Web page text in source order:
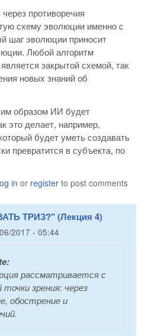
противоречия
схему эволюции именно с
шаг эволюции приносит
Любой алгоритм
закрытой схемой, так
новых знаний об
образом ИИ будет
это делает, например,
будет уметь создавать
превратится в субъекта, по
in or register to post comments
ТРИЗ?" (Лекция 4)
2017 - 05:44
рассматривается с
точки зрения: через
обострение и